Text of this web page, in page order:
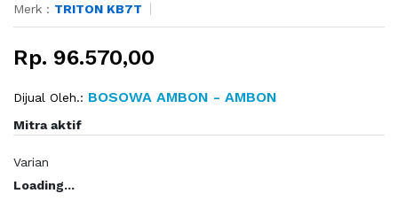
Merk : TRITON KB7T
Rp. 96.570,00
Dijual Oleh.: BOSOWA AMBON - AMBON
Mitra aktif
Varian
Loading...